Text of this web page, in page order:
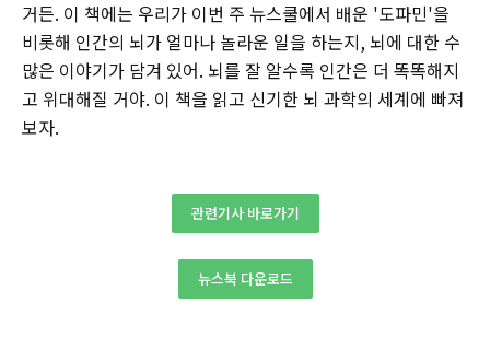
거든. 이 책에는 우리가 이번 주 뉴스쿨에서 배운 '도파민'을
비롯해 인간의 뇌가 얼마나 놀라운 일을 하는지, 뇌에 대한 수
많은 이야기가 담겨 있어. 뇌를 잘 알수록 인간은 더 똑똑해지
고 위대해질 거야. 이 책을 읽고 신기한 뇌 과학의 세계에 빠져
보자.
관련기사 바로가기
뉴스북 다운로드